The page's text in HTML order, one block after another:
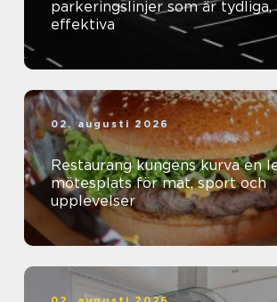
parkeringslinjer som är tydliga,
effektiva
02. augusti 2026
Restaurang kungens kurva en levande
mötesplats för mat, sport och
upplevelser